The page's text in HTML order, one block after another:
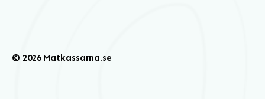
© 2026 Matkassarna.se